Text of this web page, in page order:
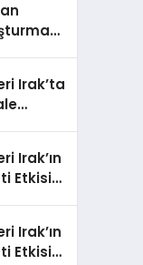
Irak’ta
Irak’ın
Etkisiz
Irak’ın
Etkisiz